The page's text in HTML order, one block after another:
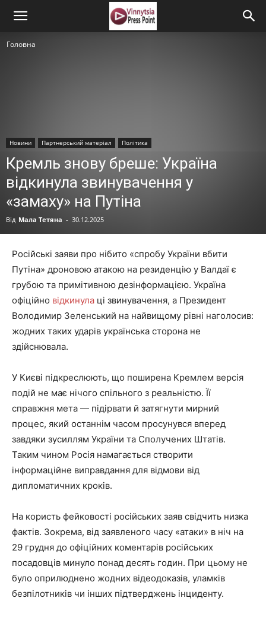
Головна
Новини Партнерський матеріал Політика
Кремль знову бреше: Україна
відкинула звинувачення у
«замаху» на Путіна
Від Мала Тетяна - 30.12.2025
Російські заяви про нібито «спробу України вбити
Путіна» дроновою атакою на резиденцію у Валдаї є
грубою та примітивною дезінформацією. Україна
офіційно відкинула ці звинувачення, а Президент
Володимир Зеленський на найвищому рівні наголосив:
жодних таких ударів українська сторона не
здійснювала.
У Києві підкреслюють, що поширена Кремлем версія
подій не має нічого спільного з реальністю. Її
справжня мета — підірвати й затягнути мирний
процес, який останнім часом просунувся вперед
завдяки зусиллям України та Сполучених Штатів.
Таким чином Росія намагається створити
інформаційне виправдання для відмови від
дипломатичних кроків.
На користь фейковості російських заяв свідчить низка
фактів. Зокрема, від заявленого часу «атаки» в ніч на
29 грудня до офіційних коментарів російських
посадовців минуло понад десять годин. При цьому не
було оприлюднено жодних відеодоказів, уламків
безпілотників чи інших підтверджень інциденту.